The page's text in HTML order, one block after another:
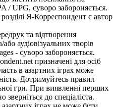
/ UPG, суворо забороняється.
Я-Корреспондент є автор
та відтворення
аудіовізуальних творів
- суворо забороняється.
призначені для осіб
в азартних іграх може
Дотримуйтесь правил
гри. При виявленні перших
зверніться до спеціаліста.